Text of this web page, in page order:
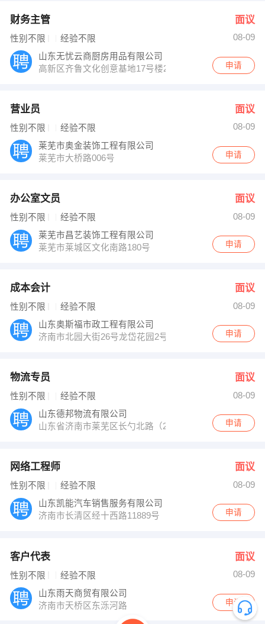
财务主管 面议
性别不限 经验不限
08-09
山东无忧云商厨房用品有限公司
高新区齐鲁文化创意基地17号楼207
申请
营业员 面议
性别不限 经验不限
08-09
莱芜市奥金装饰工程有限公司
莱芜市大桥路006号
申请
办公室文员 面议
性别不限 经验不限
08-09
莱芜市昌艺装饰工程有限公司
莱芜市莱城区文化南路180号
申请
成本会计 面议
性别不限 经验不限
08-09
山东奥斯福市政工程有限公司
济南市北园大街26号龙岱花园2号楼
申请
物流专员 面议
性别不限 经验不限
08-09
山东德邦物流有限公司
山东省济南市莱芜区长勺北路（242省道）莱芜区青少年
申请
网络工程师 面议
性别不限 经验不限
08-09
山东凯能汽车销售服务有限公司
济南市长清区经十西路11889号
申请
客户代表 面议
性别不限 经验不限
08-09
山东雨天商贸有限公司
济南市天桥区东泺河路
申请